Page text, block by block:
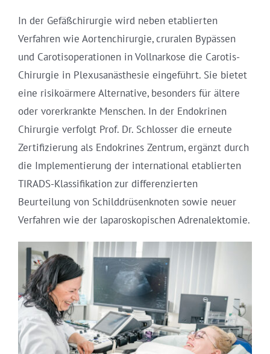
In der Gefäßchirurgie wird neben etablierten
Verfahren wie Aortenchirurgie, cruralen Bypässen
und Carotisoperationen in Vollnarkose die Carotis-
Chirurgie in Plexusanästhesie eingeführt. Sie bietet
eine risikoärmere Alternative, besonders für ältere
oder vorerkrankte Menschen. In der Endokrinen
Chirurgie verfolgt Prof. Dr. Schlosser die erneute
Zertifizierung als Endokrines Zentrum, ergänzt durch
die Implementierung der international etablierten
TIRADS-Klassifikation zur differenzierten
Beurteilung von Schilddrüsenknoten sowie neuer
Verfahren wie der laparoskopischen Adrenalektomie.